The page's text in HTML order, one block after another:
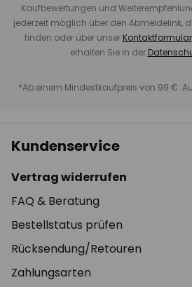
Kaufbewertungen und
jederzeit möglich über den Abmeldelink,
finden oder über unser Kontaktformular
erhalten Sie in der
*Ab einem Mindestkaufpreis von 99 €.
Kundenservice
Vertrag widerrufen
FAQ & Beratung
Bestellstatus prüfen
Rücksendung/Retouren
Zahlungsarten